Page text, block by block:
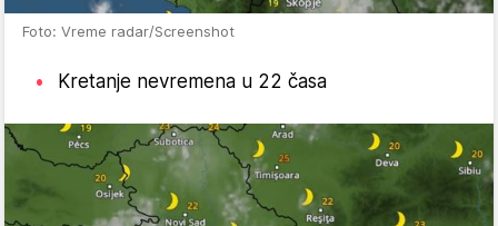
Foto: Vreme radar/Screenshot
Kretanje nevremena u 22 časa